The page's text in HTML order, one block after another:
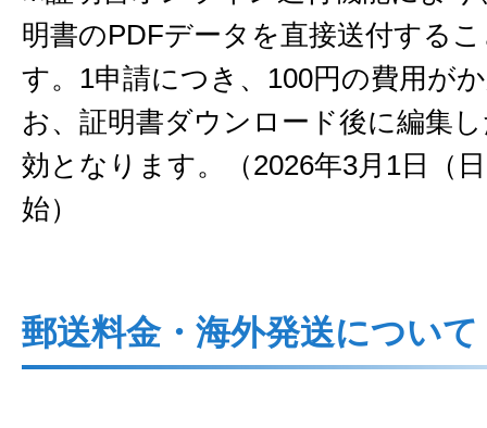
明書のPDFデータを直接送付する
す。1申請につき、100円の費用が
お、証明書ダウンロード後に編集
効となります。（2026年3月1日（
始）
郵送料金・海外発送について